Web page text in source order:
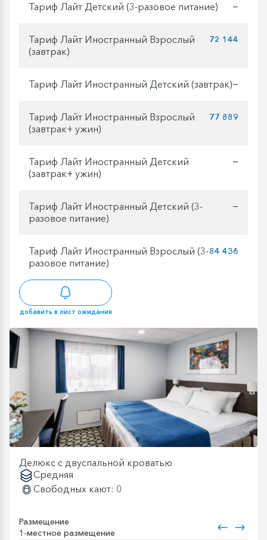
Тариф Лайт Детский (3-разовое питание) —
Тариф Лайт Иностранный Взрослый
(завтрак)
72 144
Тариф Лайт Иностранный Детский (завтрак)—
Тариф Лайт Иностранный Взрослый
(завтрак+ ужин)
77 889
Тариф Лайт Иностранный Детский
(завтрак+ ужин)
—
Тариф Лайт Иностранный Детский (3-
разовое питание)
—
Тариф Лайт Иностранный Взрослый (3-
разовое питание)
84 436
добавить в лист ожидания
Делюкс с двуспальной кроватью
Средняя
Свободных кают: 0
Размещение
1-местное размещение